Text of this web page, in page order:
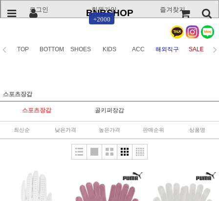
로그인
+2000
회원가입 즐겨찾기
BNBSHOP
TOP BOTTOM SHOES KIDS ACC 해외직구 SALE
스포츠장갑
스포츠장갑 골키퍼장갑
최신순 낮은가격 높은가격 판매순위 상품명